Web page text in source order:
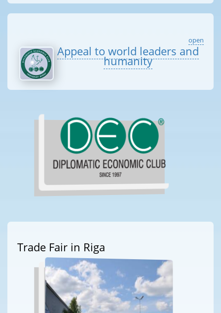
open
Appeal to world leaders and
humanity
Trade Fair in Riga